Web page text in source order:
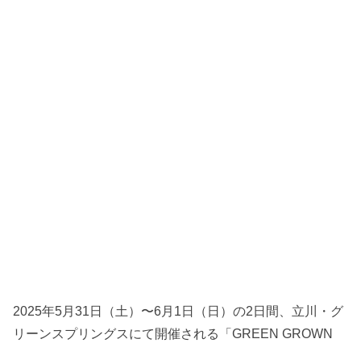
2025年5月31日（土）〜6月1日（日）の2日間、立川・グ
リーンスプリングスにて開催される「GREEN GROWN